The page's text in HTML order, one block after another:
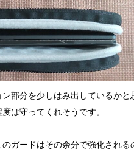
部分を少しはみ出しているか
は守ってくれそうです。
ガードはその余分で強化され